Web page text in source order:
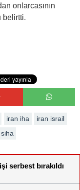
onlarcasının
belirtti.
iran iha
iran israil
serbest bırakıldı